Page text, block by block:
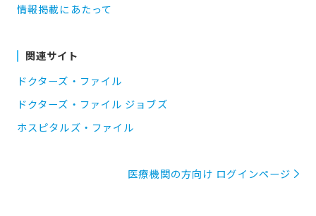
情報掲載にあたって
関連サイト
ドクターズ・ファイル
ドクターズ・ファイル ジョブズ
ホスピタルズ・ファイル
医療機関の方向け ログインページ